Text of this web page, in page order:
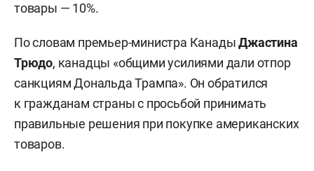
товары — 10%.
По словам премьер-министра КанадыДжастина
Трюдо, канадцы «общими усилиями дали отпор
санкциям Дональда Трампа». Он обратился
к гражданам страны с просьбой принимать
правильные решения при покупке американских
товаров.